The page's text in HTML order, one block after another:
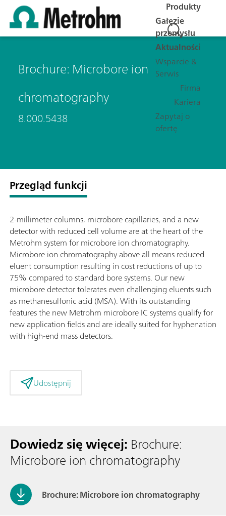
Produkty
Gałęzie
przemysłu
Aktualności
Wsparcie &
Serwis
Firma
Kariera
Zapytaj o
ofertę
Brochure: Microbore ion
chromatography
8.000.5438
Przegląd funkcji
2-millimeter columns, microbore capillaries, and a new
detector with reduced cell volume are at the heart of the
Metrohm system for microbore ion chromatography.
Microbore ion chromatography above all means reduced
eluent consumption resulting in cost reductions of up to
75% compared to standard bore systems. Our new
microbore detector tolerates even challenging eluents such
as methanesulfonic acid (MSA). With its outstanding
features the new Metrohm microbore IC systems qualify for
new application fields and are ideally suited for hyphenation
with high-end mass detectors.
Udostępnij
Dowiedz się więcej: Brochure:
Microbore ion chromatography
Brochure: Microbore ion chromatography